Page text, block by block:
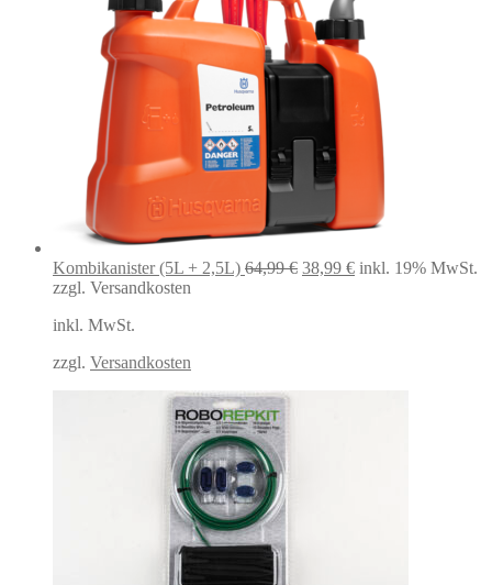
Kombikanister (5L + 2,5L) 64,99€ Ursprünglicher
38,99 €Aktueller
inkl. 19% MwSt.
zzgl. Versandkosten
inkl. MwSt.
zzgl. Versandkosten